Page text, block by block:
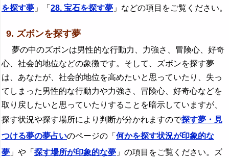
を探す夢 」「 28. 宝石を探す夢 」などの項目をご覧ください。
9. ズボンを探す夢
夢の中のズボンは男性的な行動力、力強さ、冒険心、好奇
心、社会的地位などの象徴です。そして、ズボンを探す夢
は、あなたが、社会的地位を高めたいと思っていたり、失っ
てしまった男性的な行動力や力強さ、冒険心、好奇心などを
取り戻したいと思っていたりすることを暗示していますが、
探す状況や探す場所により判断が分かれますので探す夢・見
つける夢の夢占いのページの「 何かを探す状況が印象的な
夢 」や「 探す場所が印象的な夢 」の項目をご覧ください。ズ